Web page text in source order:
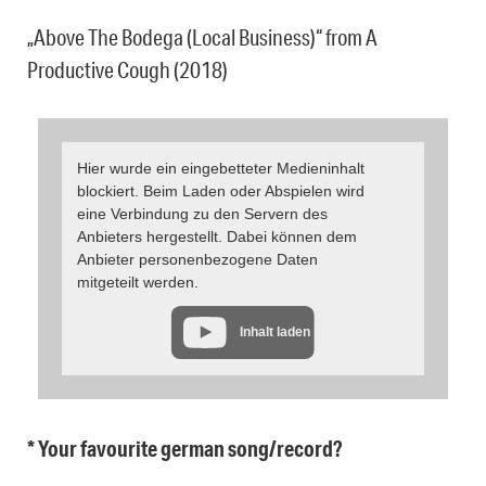
„Above The Bodega (Local Business)“ from A
Productive Cough (2018)
Hier wurde ein eingebetteter Medieninhalt
blockiert. Beim Laden oder Abspielen wird
eine Verbindung zu den Servern des
Anbieters hergestellt. Dabei können dem
Anbieter personenbezogene Daten
mitgeteilt werden.
Inhalt laden
* Your favourite german song/record?